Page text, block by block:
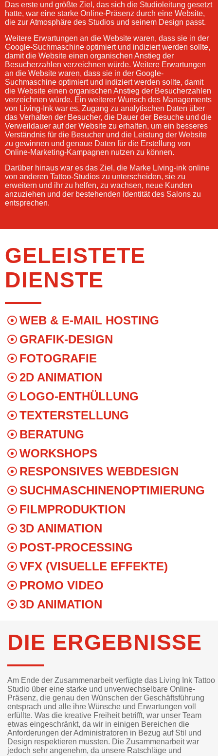
Das erste und größte Ziel, das sich die Studioleitung gesetzt
hatte, war eine starke Online-Präsenz durch eine Website,
die zur Atmosphäre des Studios und seinem Design passt.
Weitere Erwartungen an die Website waren, dass sie in der
Google-Suchmaschine optimiert und indiziert werden sollte,
damit die Website einen organischen Anstieg der
Besucherzahlen verzeichnen würde. Weitere Erwartungen
an die Website waren, dass sie in der Google-
Suchmaschine optimiert und indiziert werden sollte, damit
die Website einen organischen Anstieg der Besucherzahlen
verzeichnen würde. Ein weiterer Wunsch des Managements
von Living-Ink war es, Zugang zu analytischen Daten über
das Verhalten der Besucher, die Dauer der Besuche und die
Verweildauer auf der Website zu erhalten, um ein besseres
Verständnis für die Besucher und die Leistung der Website
zu gewinnen und genaue Daten für die Erstellung von
Online-Marketing-Kampagnen nutzen zu können.
Darüber hinaus war es das Ziel, die Marke Living-ink online
von anderen Tattoo-Studios zu unterscheiden, sie zu
erweitern und ihr zu helfen, zu wachsen, neue Kunden
anzuziehen und der bestehenden Identität des Salons zu
entsprechen.
GELEISTETE
DIENSTE
WEB & E-MAIL HOSTING
GRAFIK-DESIGN
FOTOGRAFIE
2D ANIMATION
LOGO-ENTHÜLLUNG
TEXTERSTELLUNG
BERATUNG
WORKSHOPS
RESPONSIVES WEBDESIGN
SUCHMASCHINENOPTIMIERUNG
FILMPRODUKTION
3D ANIMATION
POST-PROCESSING
VFX (VISUELLE EFFEKTE)
PROMO VIDEO
3D ANIMATION
DIE ERGEBNISSE
Am Ende der Zusammenarbeit verfügte das Living Ink Tattoo
Studio über eine starke und unverwechselbare Online-
Präsenz, die genau den Wünschen der Geschäftsführung
entsprach und alle ihre Wünsche und Erwartungen voll
erfüllte. Was die kreative Freiheit betrifft, war unser Team
etwas eingeschränkt, da wir in einigen Bereichen die
Anforderungen der Administratoren in Bezug auf Stil und
Design respektieren mussten. Die Zusammenarbeit war
jedoch sehr angenehm, da unsere Ratschläge und